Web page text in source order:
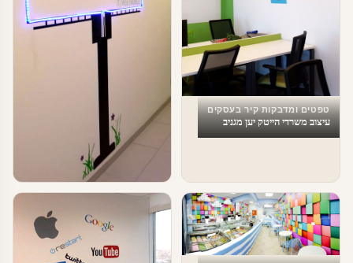
טפטים ומדבקות קיר בעסקים
עיצוב משרדי הייטק יען מגניב
טפטים ומדבקות קיר בעסקים
עיצוב משרדים